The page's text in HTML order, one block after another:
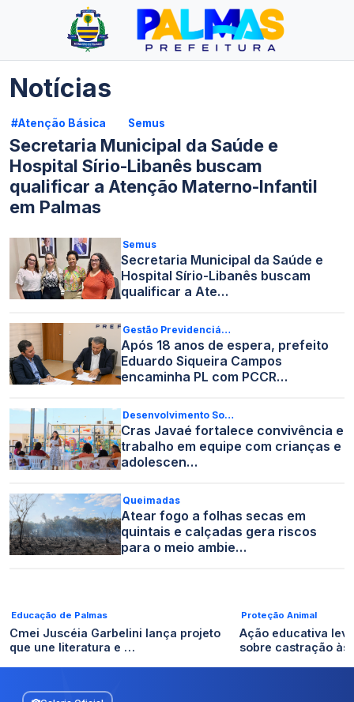
Notícias
#Atenção Básica Semus
Secretaria Municipal da Saúde e
Hospital Sírio-Libanês buscam
qualificar a Atenção Materno-Infantil
em Palmas
Semus
Secretaria Municipal da Saúde e
Hospital Sírio-Libanês buscam
qualificar a Ate…
Gestão Previdenciá…
Após 18 anos de espera, prefeito
Eduardo Siqueira Campos
encaminha PL com PCCR…
Desenvolvimento So…
Cras Javaé fortalece convivência e
trabalho em equipe com crianças e
adolescen…
Queimadas
Atear fogo a folhas secas em
quintais e calçadas gera riscos
para o meio ambie…
Educação de Palmas
Cmei Juscéia Garbelini lança projeto
que une literatura e …
Proteção Animal
Ação educativa
sobre castração